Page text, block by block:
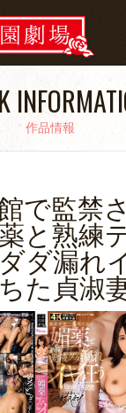
作品情報
で監禁さ
と熟練
ダ漏れ
た貞淑